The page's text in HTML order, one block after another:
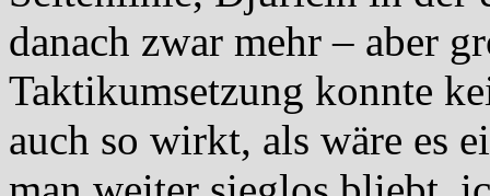
danach zwar mehr – aber
Taktikumsetzung konnte
auch so wirkt, als wäre es